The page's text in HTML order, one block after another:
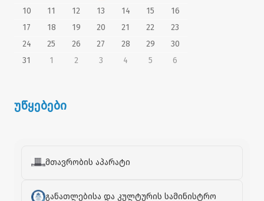
10
11 12 13 14 15
16
17
18 19 20 21 22
23
24
25 26 27 28 29
30
31
1 2 3 4 5 6
უწყებები
მთავრობის აპარატი
განათლებისა და კულტურის სამინისტრო